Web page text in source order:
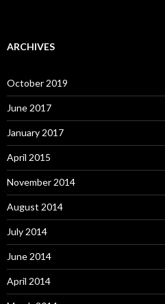
ARCHIVES
October 2019
June 2017
January 2017
April 2015
November 2014
August 2014
July 2014
June 2014
April 2014